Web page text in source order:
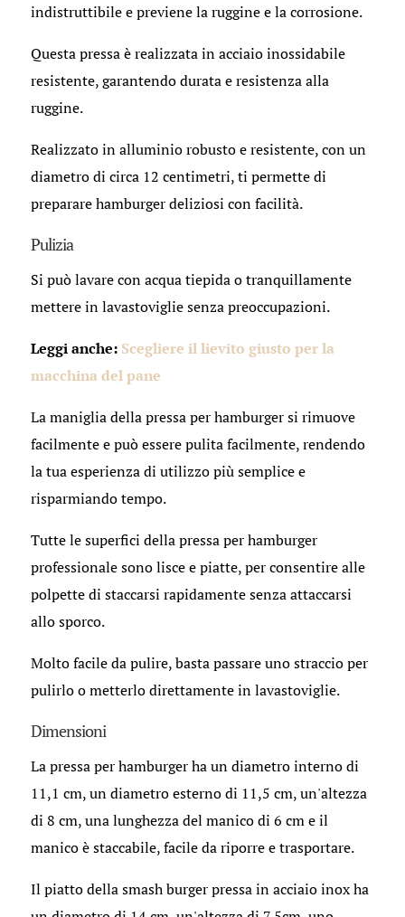
indistruttibile e previene la ruggine e la corrosione.
Questa pressa è realizzata in acciaio inossidabile
resistente, garantendo durata e resistenza alla
ruggine.
Realizzato in alluminio robusto e resistente, con un
diametro di circa 12 centimetri, ti permette di
preparare hamburger deliziosi con facilità.
Pulizia
Si può lavare con acqua tiepida o tranquillamente
mettere in lavastoviglie senza preoccupazioni.
Leggi anche: Scegliere il lievito giusto per la
macchina del pane
La maniglia della pressa per hamburger si rimuove
facilmente e può essere pulita facilmente, rendendo
la tua esperienza di utilizzo più semplice e
risparmiando tempo.
Tutte le superfici della pressa per hamburger
professionale sono lisce e piatte, per consentire alle
polpette di staccarsi rapidamente senza attaccarsi
allo sporco.
Molto facile da pulire, basta passare uno straccio per
pulirlo o metterlo direttamente in lavastoviglie.
Dimensioni
La pressa per hamburger ha un diametro interno di
11,1 cm, un diametro esterno di 11,5 cm, un'altezza
di 8 cm, una lunghezza del manico di 6 cm e il
manico è staccabile, facile da riporre e trasportare.
Il piatto della smash burger pressa in acciaio inox ha